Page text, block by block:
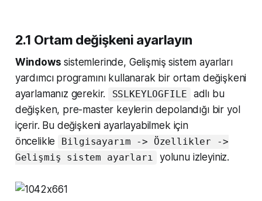
2.1 Ortam değişkeni ayarlayın
Windows sistemlerinde, Gelişmiş sistem ayarları
yardımcı programını kullanarak bir ortam değişkeni
ayarlamanız gerekir.
SSLKEYLOGFILE
adlı bu
değişken, pre-master keylerin depolandığı bir yol
içerir. Bu değişkeni ayarlayabilmek için
öncelikle
Bilgisayarım -> Özellikler ->
Gelişmiş sistem ayarları
yolunu izleyiniz.